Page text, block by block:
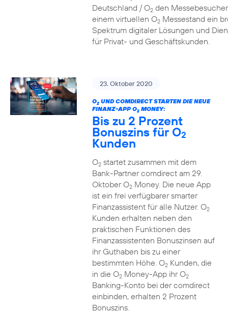
Deutschland / O2den
einem virtuellen O2Messestand ein
Spektrum digitaler Lösungen und
für Privat- und Geschäftskunden.
23. Oktober 2020
O2UND COMDIRECT STARTEN DIE NEUE
FINANZ-APP O2MONEY:
Bis zu 2 Prozent
Bonuszins für O2
Kunden
O2startet zusammen mit dem
Bank-Partner comdirect am 29.
Oktober O2Money. Die neue App
ist ein frei verfügbarer smarter
Finanzassistent für alle Nutzer. O2
Kunden erhalten neben den
praktischen Funktionen des
Finanzassistenten Bonuszinsen auf
ihr Guthaben bis zu einer
bestimmten Höhe. O2Kunden, die
in die O2Money-App ihr O2
Banking-Konto bei der comdirect
einbinden, erhalten 2 Prozent
Bonuszins.